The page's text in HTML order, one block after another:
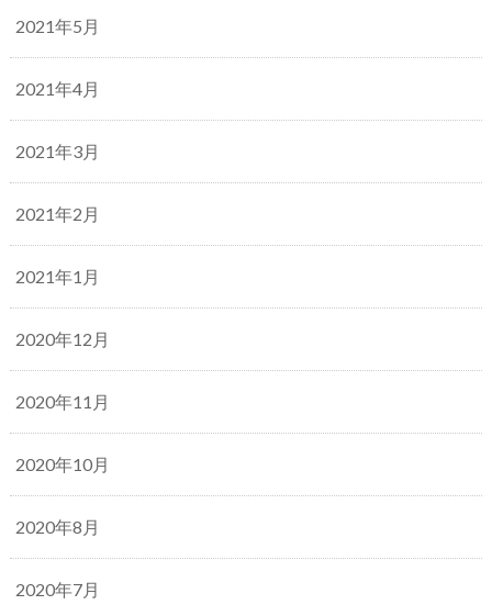
2021年5月
2021年4月
2021年3月
2021年2月
2021年1月
2020年12月
2020年11月
2020年10月
2020年8月
2020年7月